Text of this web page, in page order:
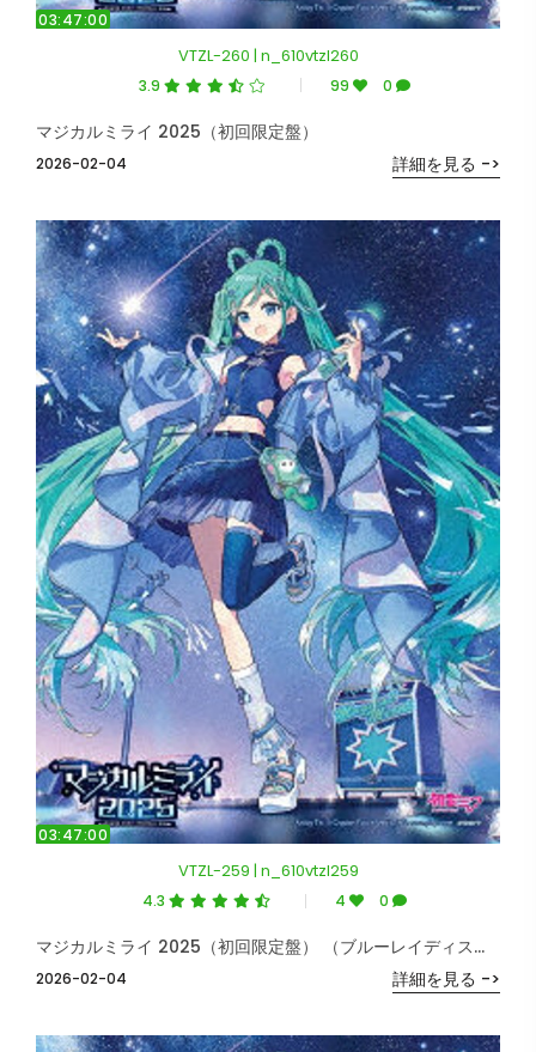
03:47:00
VTZL-260 | n_610vtzl260
3.9 99 0
2026-02-04
マジカルミライ 2025（初回限定盤）
詳細を見る ->
03:47:00
VTZL-259 | n_610vtzl259
4.3 4 0
2026-02-04
マジカルミライ 2025（初回限定盤） （ブルーレイディスク）
詳細を見る ->